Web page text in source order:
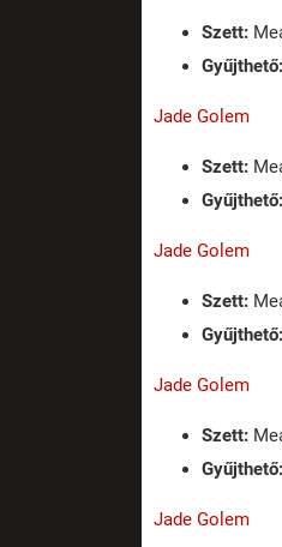
Szett:
Gyűjthető:
Jade Golem
Szett:
Gyűjthető:
Jade Golem
Szett:
Gyűjthető:
Jade Golem
Szett:
Gyűjthető:
Jade Golem